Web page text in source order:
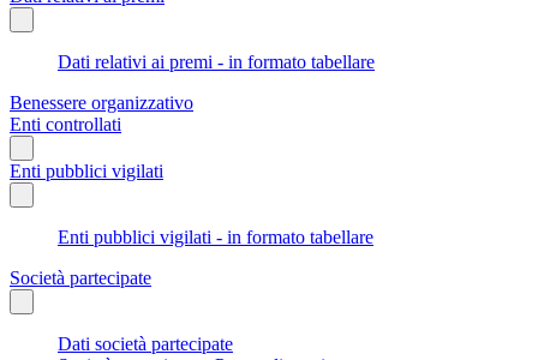
Dati relativi ai premi - in formato tabellare
Benessere organizzativo
Enti controllati
Enti pubblici vigilati
Enti pubblici vigilati - in formato tabellare
Società partecipate
Dati società partecipate